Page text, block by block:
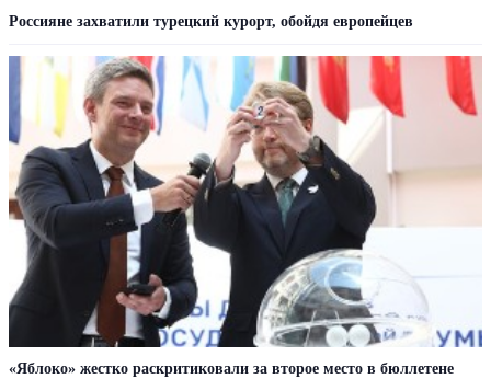
Россияне захватили турецкий курорт, обойдя европейцев
«Яблоко» жестко раскритиковали за второе место в бюллетене